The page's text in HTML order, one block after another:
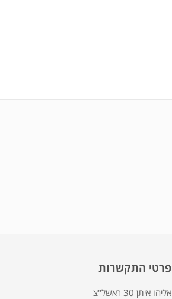
פרטי התקשרות
אליהו איתן 30 ראשל"צ